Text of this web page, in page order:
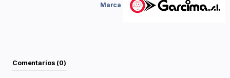
Marca
Comentarios (0)